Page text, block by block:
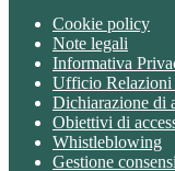
Cookie policy
Note legali
Informativa
Ufficio
Dichiarazione di
Obiettivi di
Whistleblowing
Gestione